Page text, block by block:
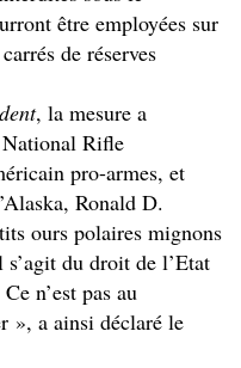
être employées sur
de réserves
, la mesure a
National Rifle
pro-armes, et
Ronald D.
ours polaires mignons
du droit de l’Etat
n’est pas au
», a ainsi déclaré le